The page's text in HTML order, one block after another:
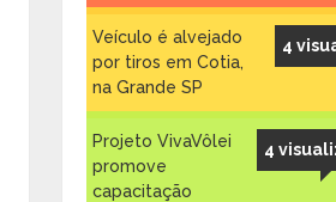
4
Veículo é alvejado
por tiros em Cotia,
na Grande SP
4
Projeto VivaVôlei
promove
capacitação